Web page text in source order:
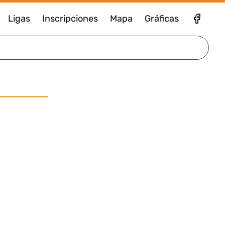
Ligas Inscripciones Mapa Gráficas